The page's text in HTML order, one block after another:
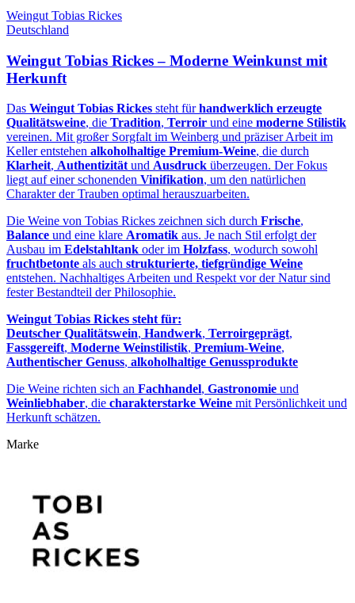
Weingut Tobias Rickes
Deutschland
Weingut Tobias Rickes – Moderne Weinkunst mit
Herkunft
Das Weingut Tobias Rickes steht fürhandwerklich erzeugte
Qualitätsweine, die Tradition, Terroir und eine moderne Stilistik
vereinen. Mit großer Sorgfalt im Weinberg und präziser Arbeit im
Keller entstehen alkoholhaltige Premium‑Weine, die durch
Klarheit, Authentizität und Ausdruck überzeugen. Der Fokus
liegt auf einer schonenden Vinifikation, um den natürlichen
Charakter der Trauben optimal herauszuarbeiten.
Die Weine von Tobias Rickes zeichnen sich durch Frische,
Balance und eine klare Aromatik aus. Je nach Stil erfolgt der
Ausbau im Edelstahltank oder im Holzfass, wodurch sowohl
fruchtbetonte als auch strukturierte, tiefgründige Weine
entstehen. Nachhaltiges Arbeiten und Respekt vor der Natur sind
fester Bestandteil der Philosophie.
Weingut Tobias Rickes steht für:
Deutscher Qualitätswein, Handwerk, Terroirgeprägt,
Fassgereift, Moderne Weinstilistik, Premium‑Weine,
Authentischer Genuss, alkoholhaltige Genussprodukte
Die Weine richten sich an Fachhandel, Gastronomie und
Weinliebhaber, die charakterstarke Weine mit Persönlichkeit und
Herkunft schätzen.
Marke